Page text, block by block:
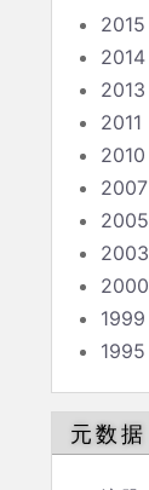
2015
2014
2013
2011
2010
2007
2005
2003
2000
1999
1995
元数据